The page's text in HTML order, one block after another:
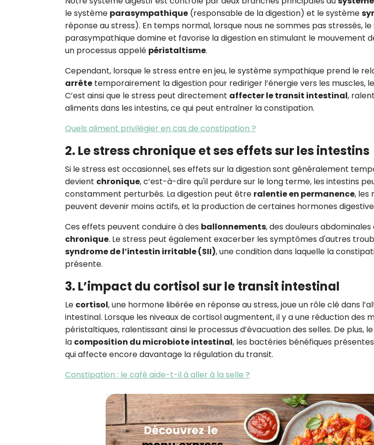
le système parasympathique (responsable de la digestion) et le système
réponse au stress). En temps normal, lorsque nous ne sommes pas stressés,
parasympathique domine et favorise la digestion en stimulant le mouvement
un processus appelé péristaltisme.
Cependant, lorsque le stress entre en jeu, le système sympathique prend le
arrête temporairement la digestion pour rediriger l’énergie vers les muscles,
C’est ainsi que le stress peut directement affecter le transit intestinal,
aliments dans les intestins, ce qui peut entraîner la constipation.
Quels aliment privilégier en cas de constipation ?
2. Le stress chronique et ses effets sur les intestins
Si le stress est occasionnel, ses effets sur la digestion sont généralement
devient chronique, c’est-à-dire qu'il perdure sur le long terme, les intestins
constamment perturbés. La digestion peut être ralentie en permanence, les
peuvent devenir moins actifs, et la production de certaines hormones
Ces effets peuvent conduire à des ballonnements, des douleurs abdominales
chronique. Le stress peut également exacerber les symptômes d'autres
syndrome de l’intestin irritable (SII), une condition dans laquelle la
présente.
3. L’impact du cortisol sur le transit intestinal
Le cortisol, une hormone libérée en réponse au stress, joue un rôle clé dans
intestinal. Lorsque les niveaux de cortisol augmentent, il y a une réduction des
péristaltiques, ralentissant ainsi le processus d’évacuation des selles. De plus,
la composition du microbiote intestinal, les bactéries bénéfiques
qui affecte encore davantage la régulation du transit.
Constipation : le café aide-t-il à aller à la selle ?